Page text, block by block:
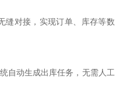
缝对接，实现订单、库存等数
自动生成出库任务，无需人工